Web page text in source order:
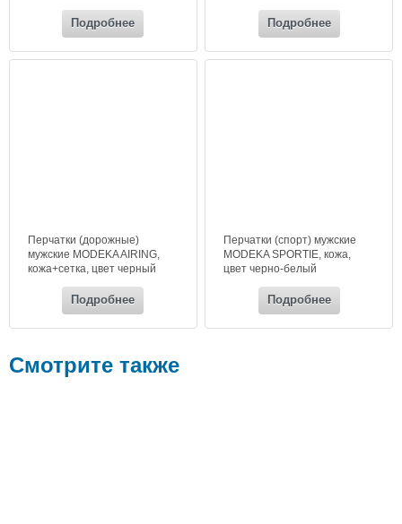
Подробнее Подробнее
Перчатки (дорожные)
мужские MODEKA AIRING,
кожа+сетка, цвет черный
Подробнее
Перчатки (спорт) мужские
MODEKA SPORTIE, кожа,
цвет черно-белый
Подробнее
Смотрите также